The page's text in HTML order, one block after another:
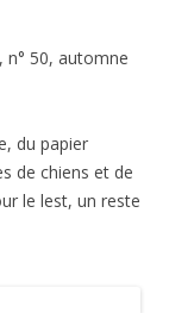
, n° 50, automne
du papier
de chiens et de
le lest, un reste